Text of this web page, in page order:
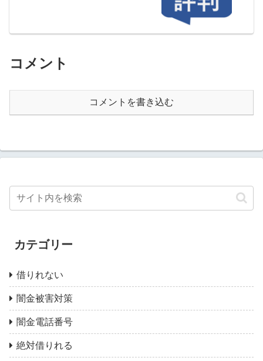
コメント
コメントを書き込む
カテゴリー
借りれない
闇金被害対策
闇金電話番号
絶対借りれる